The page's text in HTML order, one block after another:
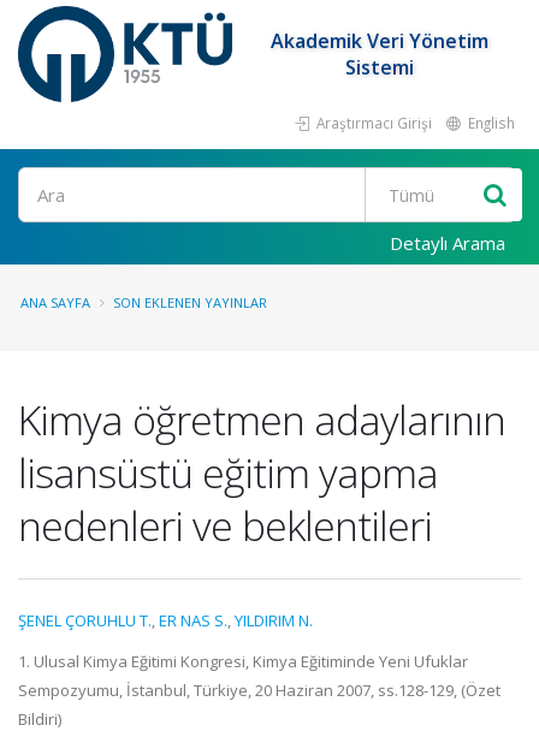
Akademik Veri Yönetim
Sistemi
Araştırmacı Girişi English
Ara
Detaylı Arama
ANA SAYFA SON EKLENEN YAYINLAR
Kimya öğretmen adaylarının
lisansüstü eğitim yapma
nedenleri ve beklentileri
ŞENEL ÇORUHLU T.,ER NAS S.,YILDIRIM N.
1. Ulusal Kimya Eğitimi Kongresi, Kimya Eğitiminde Yeni Ufuklar
Sempozyumu, İstanbul, Türkiye, 20 Haziran 2007, ss.128-129, (Özet
Bildiri)